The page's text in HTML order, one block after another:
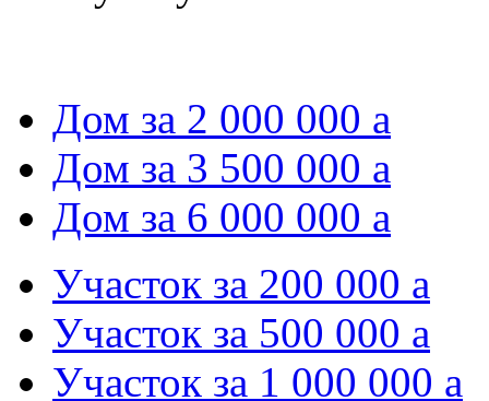
Дом за 2 000 000 a
Дом за 3 500 000 a
Дом за 6 000 000 a
Участок за 200 000 a
Участок за 500 000 a
Участок за 1 000 000 a